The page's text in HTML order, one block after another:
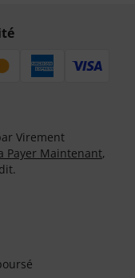
Virement
Payer Maintenant,